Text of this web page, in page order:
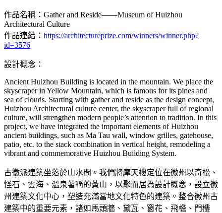
作品名稱：Gather and Reside——Museum of Huizhou
Architectural Culture
作品連結： https://architectureprize.com/winners/winner.php?
id=3576
設計概念：
Ancient Huizhou Building is located in the mountain. We place the
skyscraper in Yellow Mountain, which is famous for its pines and
sea of clouds. Starting with gather and reside as the design concept,
Huizhou Architectural culture center, the skyscraper full of regional
culture, will strengthen modern people’s attention to tradition. In this
project, we have integrated the important elements of Huizhou
ancient buildings, such as Ma Tau wall, window grilles, gatehouse,
patio, etc. to the stack combination in vertical height, remodeling a
vibrant and commemorative Huizhou Building System.
古徽派建築坐落於山水間。我們將摩天樓定位在徽州以奇松、
怪石、雲海、溫泉著稱的黃山，以聚而居為設計概念，設立徽
州建築文化中心，塑造充滿當地文化特色的建築。整合徽州古
建築中的重要元素，諸如馬頭牆、黛瓦、窗花、飛檐、門樓